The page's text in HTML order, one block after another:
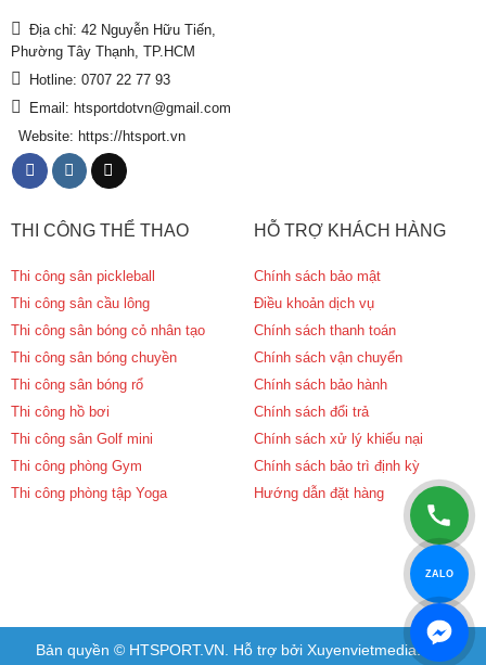
Địa chỉ: 42 Nguyễn Hữu Tiến,
Phường Tây Thạnh, TP.HCM
Hotline: 0707 22 77 93
Email: htsportdotvn@gmail.com
Website: https://htsport.vn
THI CÔNG THỂ THAO
Thi công sân pickleball
Thi công sân cầu lông
Thi công sân bóng cỏ nhân tạo
Thi công sân bóng chuyền
Thi công sân bóng rổ
Thi công hồ bơi
Thi công sân Golf mini
Thi công phòng Gym
Thi công phòng tập Yoga
HỖ TRỢ KHÁCH HÀNG
Chính sách bảo mật
Điều khoản dịch vụ
Chính sách thanh toán
Chính sách vận chuyển
Chính sách bảo hành
Chính sách đổi trả
Chính sách xử lý khiếu nại
Chính sách bảo trì định kỳ
Hướng dẫn đặt hàng
Bản quyền © HTSPORT.VN. Hỗ trợ bởi Xuyenvietmedia.com
ZALO